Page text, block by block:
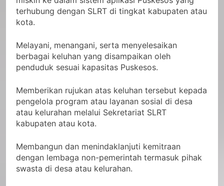
terhubung dengan SLRT di tingkat kabupaten atau
kota.
Melayani, menangani, serta menyelesaikan
berbagai keluhan yang disampaikan oleh
penduduk sesuai kapasitas Puskesos.
Memberikan rujukan atas keluhan tersebut kepada
pengelola program atau layanan sosial di desa
atau kelurahan melalui Sekretariat SLRT
kabupaten atau kota.
Membangun dan menindaklanjuti kemitraan
dengan lembaga non-pemerintah termasuk pihak
swasta di desa atau kelurahan.